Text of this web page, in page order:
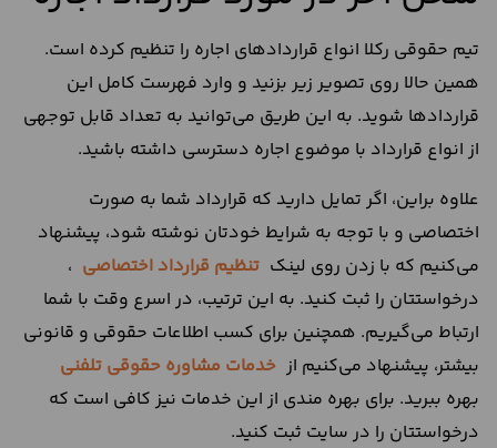
تیم حقوقی رکلا انواع قراردادهای اجاره را تنظیم کرده است.
همین حالا روی تصویر زیر بزنید و وارد فهرست کامل این
قراردادها شوید. به این طریق می‌توانید به تعداد قابل توجهی
از انواع قرارداد با موضوع اجاره دسترسی داشته باشید.
علاوه براین، اگر تمایل دارید که قرارداد شما به صورت
اختصاصی و با توجه به شرایط خودتان نوشته شود، پیشنهاد
می‌کنیم که با زدن روی لینک تنظیم قرارداد اختصاصی ،
درخواستتان را ثبت کنید. به این ترتیب، در اسرع وقت با شما
ارتباط می‌گیریم. همچنین برای کسب اطلاعات حقوقی و قانونی
بیشتر، پیشنهاد می‌کنیم از خدمات مشاوره حقوقی تلفنی
بهره ببرید. برای بهره مندی از این خدمات نیز کافی است که
درخواستتان را در سایت ثبت کنید.